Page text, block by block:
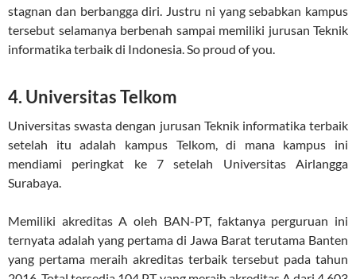
stagnan dan berbangga diri. Justru ni yang sebabkan kampus
tersebut selamanya berbenah sampai memiliki jurusan Teknik
informatika terbaik di Indonesia. So proud of you.
4. Universitas Telkom
Universitas swasta dengan jurusan Teknik informatika terbaik
setelah itu adalah kampus Telkom, di mana kampus ini
mendiami peringkat ke 7 setelah Universitas Airlangga
Surabaya.
Memiliki akreditas A oleh BAN-PT, faktanya perguruan ini
ternyata adalah yang pertama di Jawa Barat terutama Banten
yang pertama meraih akreditas terbaik tersebut pada tahun